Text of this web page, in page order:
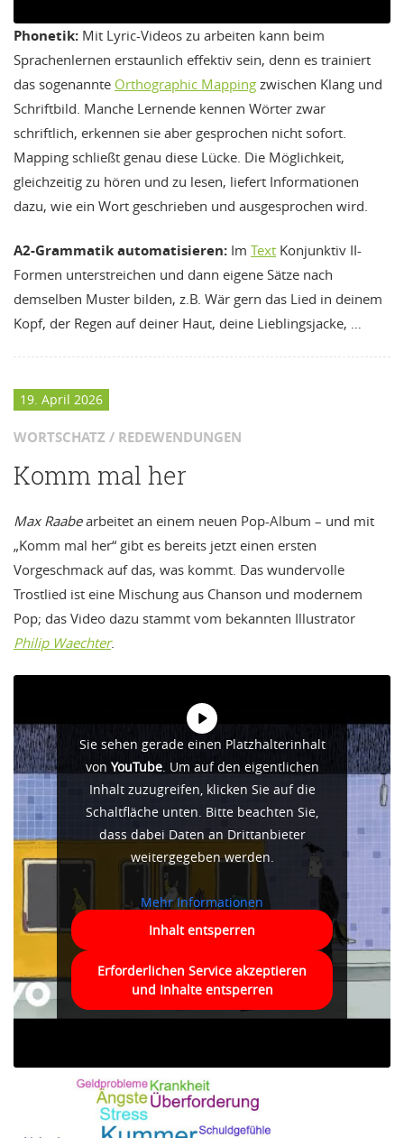
Phonetik: Mit Lyric-Videos zu arbeiten kann beim
Sprachenlernen erstaunlich effektiv sein, denn es trainiert
das sogenannte Orthographic Mapping zwischen Klang und
Schriftbild. Manche Lernende kennen Wörter zwar
schriftlich, erkennen sie aber gesprochen nicht sofort.
Mapping schließt genau diese Lücke. Die Möglichkeit,
gleichzeitig zu hören und zu lesen, liefert Informationen
dazu, wie ein Wort geschrieben und ausgesprochen wird.
A2-Grammatik automatisieren: Im Text Konjunktiv II-
Formen unterstreichen und dann eigene Sätze nach
demselben Muster bilden, z.B. Wär gern das Lied in deinem
Kopf, der Regen auf deiner Haut, deine Lieblingsjacke, …
19. April 2026
WORTSCHATZ / REDEWENDUNGEN
Komm mal her
Max Raabearbeitet an einem neuen Pop-Album – und mit
„Komm mal her“ gibt es bereits jetzt einen ersten
Vorgeschmack auf das, was kommt. Das wundervolle
Trostlied ist eine Mischung aus Chanson und modernem
Pop; das Video dazu stammt vom bekannten Illustrator
Philip Waechter.
Sie sehen gerade einen Platzhalterinhalt
von YouTube. Um auf den eigentlichen
Inhalt zuzugreifen, klicken Sie auf die
Schaltfläche unten. Bitte beachten Sie,
dass dabei Daten an Drittanbieter
weitergegeben werden.
Mehr Informationen
Inhalt entsperren
Erforderlichen Service akzeptieren
und Inhalte entsperren